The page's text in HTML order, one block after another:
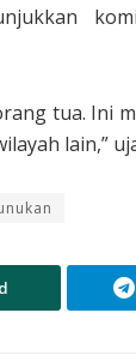
tua. Ini
lain,”